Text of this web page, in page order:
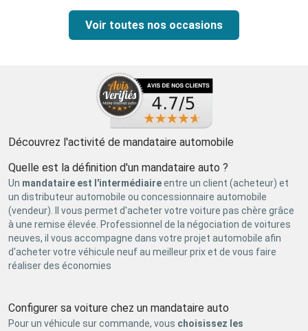
Voir toutes nos occasions
Découvrez l'activité de mandataire automobile
Quelle est la définition d'un mandataire auto ?
Un mandataire est l'intermédiaireentre un client (acheteur) et
un distributeur automobile ou concessionnaire automobile
(vendeur). Il vous permet d'acheter votre voiture pas chère grâce
à une remise élevée. Professionnel de la négociation de voitures
neuves, il vous accompagne dans votre projet automobile afin
d'acheter votre véhicule neuf au meilleur prix et de vous faire
réaliser des économies
Configurer sa voiture chez un mandataire auto
Pour un véhicule sur commande, vous choisissez les